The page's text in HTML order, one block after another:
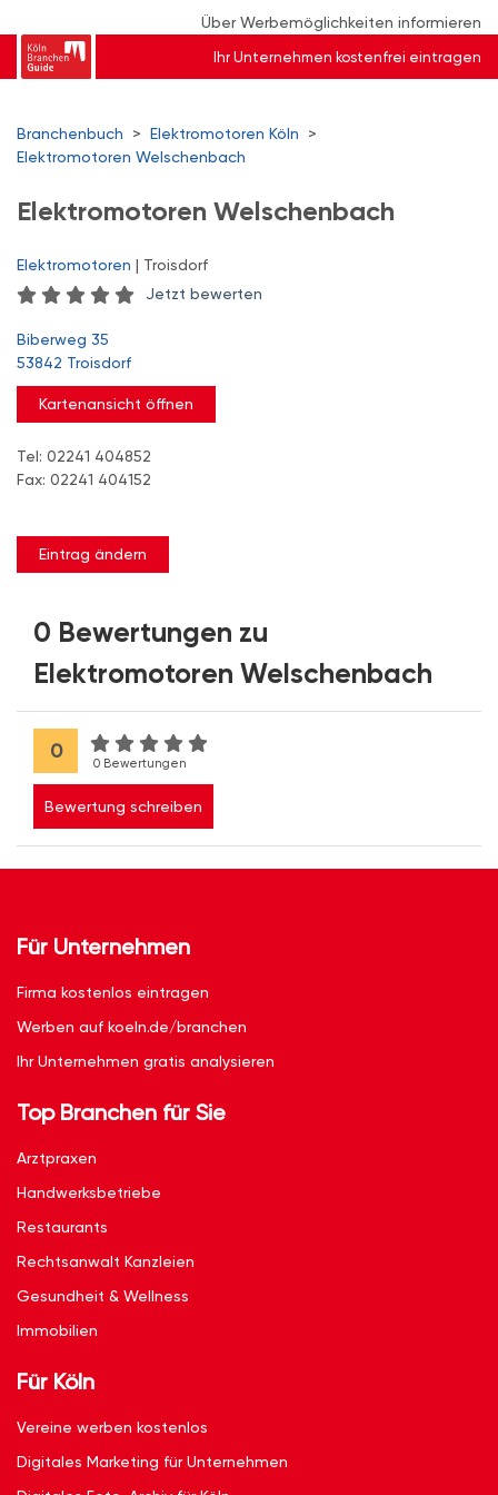
Über Werbemöglichkeiten informieren
Ihr Unternehmen kostenfrei eintragen
Branchenbuch > Elektromotoren Köln
>
Elektromotoren Welschenbach
Elektromotoren Welschenbach
Elektromotoren | Troisdorf
Jetzt bewerten
Biberweg 35
53842 Troisdorf
Kartenansicht öffnen
Tel: 02241 404852
Fax: 02241 404152
Eintrag ändern
0 Bewertungen zu
Elektromotoren Welschenbach
0
0 Bewertungen
Bewertung schreiben
Für Unternehmen
Firma kostenlos eintragen
Werben auf koeln.de/branchen
Ihr Unternehmen gratis analysieren
Top Branchen für Sie
Arztpraxen
Handwerksbetriebe
Restaurants
Rechtsanwalt Kanzleien
Gesundheit & Wellness
Immobilien
Für Köln
Vereine werben kostenlos
Digitales Marketing für Unternehmen